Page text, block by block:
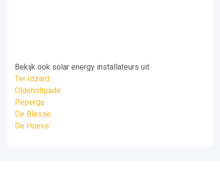
Bekijk ook solar energy installateurs uit
Ter Idzard
Oldeholtpade
Peperga
De Blesse
De Hoeve